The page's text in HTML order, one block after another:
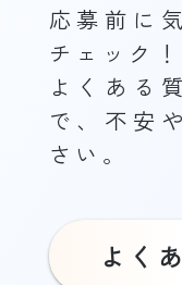
応募前に
チェック！
よくある
で、不安
さい。
よく